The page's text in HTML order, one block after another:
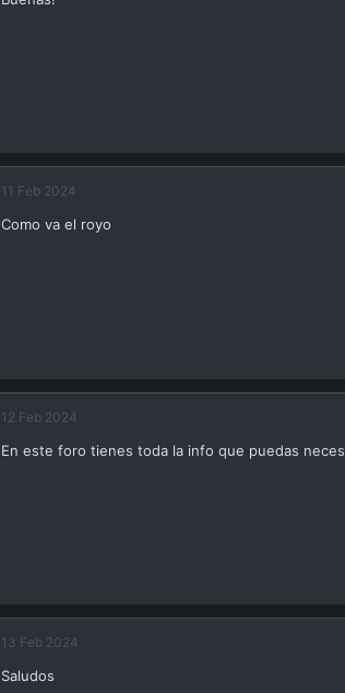
11 Feb 2024
Como va el royo
12 Feb 2024
En este foro tienes toda la info que puedas
13 Feb 2024
Saludos